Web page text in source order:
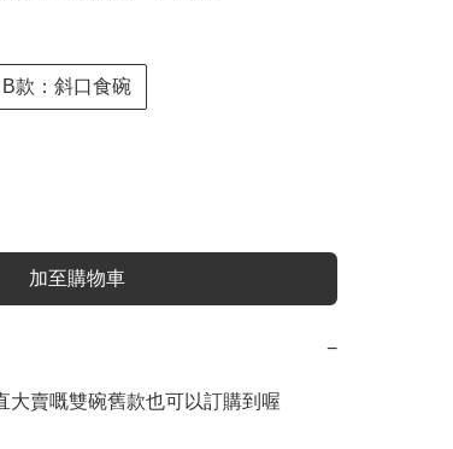
B款：斜口食碗
加至購物車
−
大賣嘅雙碗舊款也可以訂購到喔